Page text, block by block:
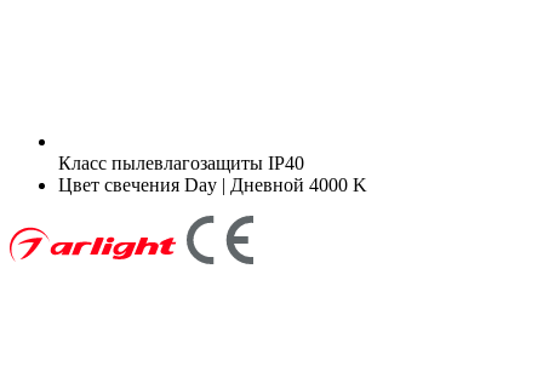
Класс пылевлагозащиты IP40
Цвет свечения Day | Дневной 4000 K